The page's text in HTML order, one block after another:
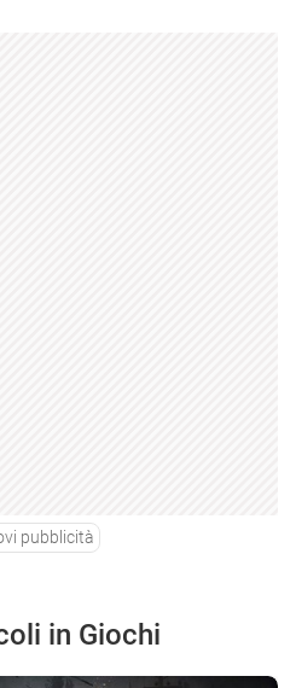
pubblicità
in Giochi